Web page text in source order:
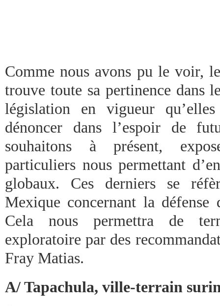
Comme nous avons pu le voir,
trouve toute sa pertinence dans
législation en vigueur
dénoncer dans l’espoir de
souhaitons à présent,
particuliers nous permettant
globaux. Ces derniers se
Mexique concernant la défense
Cela nous permettra de
exploratoire par des
Fray Matias.
A/ Tapachula, ville-terrain